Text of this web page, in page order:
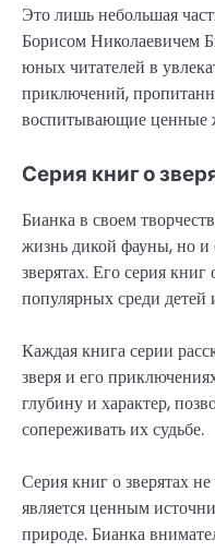
Это лишь небольшая
Борисом Николаевичем
юных читателей в
приключений,
воспитывающие ценные
Серия книг о
Бианка в своем
жизнь дикой фауны, но и
зверятах. Его серия
популярных среди детей
Каждая книга серии
зверя и его
глубину и характер,
сопереживать их судьбе.
Серия книг о зверятах
является ценным
природе. Бианка